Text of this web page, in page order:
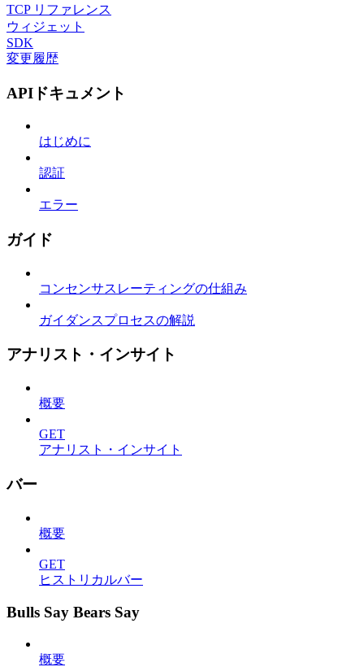
TCP リファレンス
ウィジェット
SDK
変更履歴
APIドキュメント
はじめに
認証
エラー
ガイド
コンセンサスレーティングの仕組み
ガイダンスプロセスの解説
アナリスト・インサイト
概要
GET
アナリスト・インサイト
バー
概要
GET
ヒストリカルバー
Bulls Say Bears Say
概要